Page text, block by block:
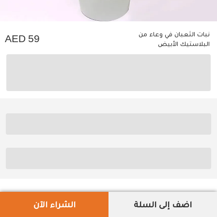
نبات الثعبان في وعاء من
البلاستيك الأبيض
59
اضف إلى السلة الشراء الآن